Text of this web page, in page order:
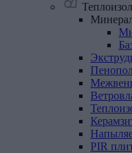
PIR